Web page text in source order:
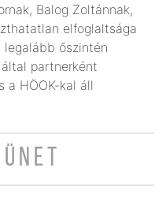
Balog Zoltánnak,
elfoglaltsága
őszintén
partnerként
a HÖOK-kal áll